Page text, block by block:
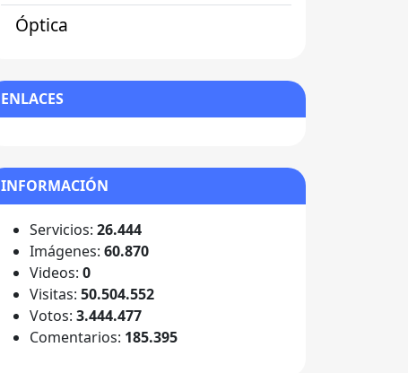
Óptica
ENLACES
INFORMACIÓN
Servicios: 26.444
Imágenes: 60.870
Videos: 0
Visitas: 50.504.552
Votos: 3.444.477
Comentarios: 185.395